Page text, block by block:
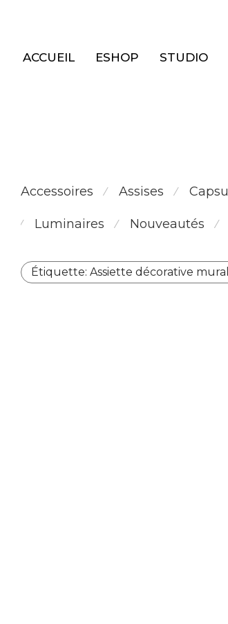
ACCUEIL ESHOP STUDIO
Accessoires ⁄ Assises ⁄
⁄ Luminaires ⁄ Nouveautés ⁄
Étiquette: Assiette décorative